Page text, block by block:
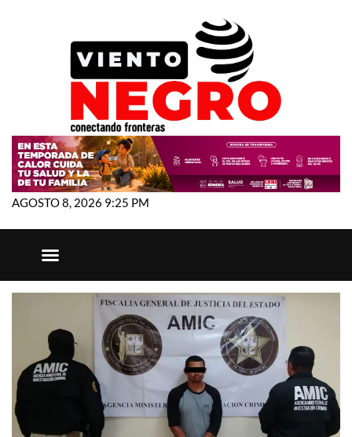
AGOSTO 8, 2026 9:25 PM